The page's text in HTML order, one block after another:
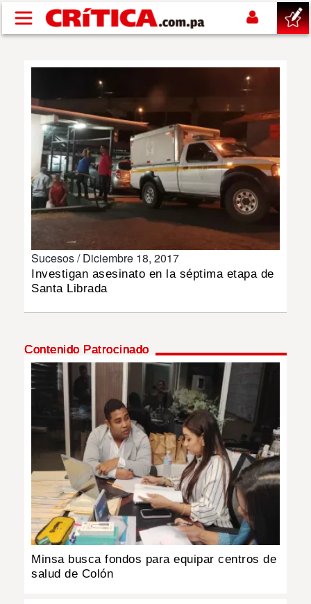
Pasar al contenido principal
SUCESOS
NACIONAL
POLÍTICA
SHOW
DEPORTES
MULTIMEDIA
Sucesos /Diciembre 18, 2017
Investigan asesinato en la séptima etapa de
Santa Librada
Contenido Patrocinado
Minsa busca fondos para equipar centros de
salud de Colón